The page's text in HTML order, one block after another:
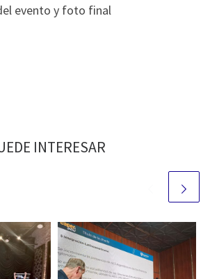
evento y foto final
INTERESAR